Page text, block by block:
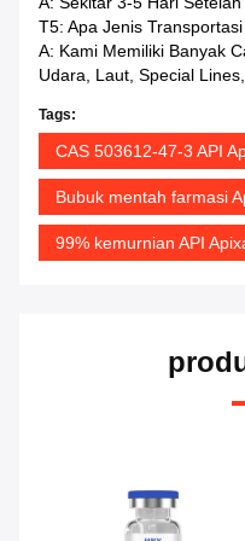
T5: Apa Jenis
A: Kami Memiliki Banyak
Udara, Laut, Special
Tags:
CAS 503612-47-3 API
Bubuk mentah farmasi
99% kemurnian API